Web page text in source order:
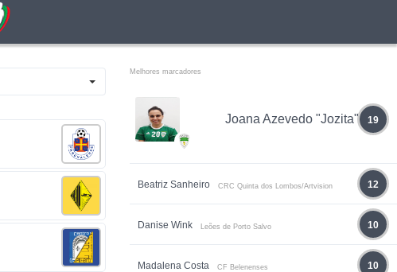
Melhores marcadores
Joana Azevedo "Jozita" 19
Beatriz Sanheiro CRC Quinta dos Lombos/Artvision 12
Danise Wink Leões de Porto Salvo 10
Madalena Costa CF Belenenses 10